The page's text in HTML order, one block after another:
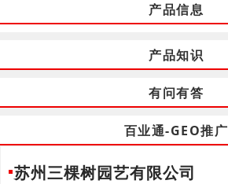
产品信息
产品知识
有问有答
百业通-GEO推广
苏州三棵树园艺有限公司